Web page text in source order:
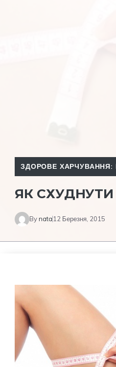
ЗДОРОВЕ ХАРЧУВАННЯ:
ЯК СХУДНУТИ
Bynata12 Березня, 2015